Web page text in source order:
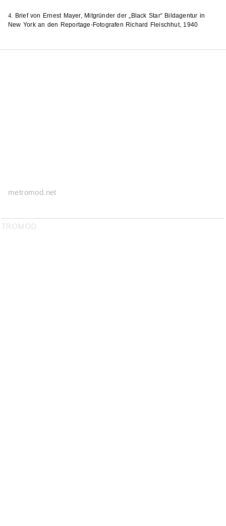
4.
Brief von Ernest Mayer, Mitgründer der „Black Star“ Bildagentur in
New York an den Reportage-Fotografen Richard Fleischhut, 1940
metromod.net